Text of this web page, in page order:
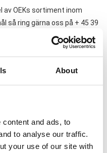
About
and ads, to
to analyse our traffic.
your use of our site with
av OEKs sortiment inom
så ring gärna oss på + 45 39
Tillbehör - Tuschpenna
15mm till A-skylt etc.